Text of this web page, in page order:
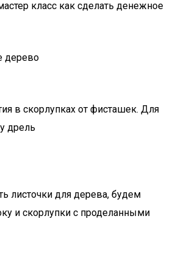
дерево
в скорлупках от фисташек. Для
дрель
листочки для дерева, будем
и скорлупки с проделанными